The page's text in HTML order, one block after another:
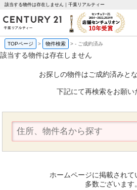
該当する物件は存在しません｜千葉リアルティー
TOPページ > 物件検索 >- ご成約済み
該当する物件は存在しません
お探しの物件はご成約済みと
下記にて再検索をお願い
ホームページに掲載されて
多数ございます。